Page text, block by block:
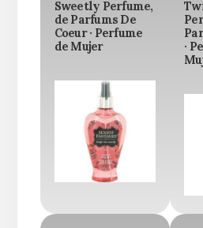
Sweetly Perfume,
de Parfums De
Coeur · Perfume
de Mujer
·